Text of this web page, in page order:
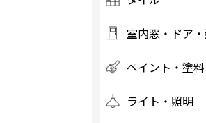
室内窓・ドア
ペイント・塗料
ライト・照明